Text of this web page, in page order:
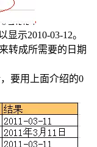
示2010-03-12。
转成所需要的日期
要用上面介绍的0